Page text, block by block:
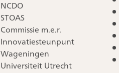
NCDO
STOAS
Commissie m.e.r.
Innovatiesteunpunt
Wageningen
Universiteit Utrecht